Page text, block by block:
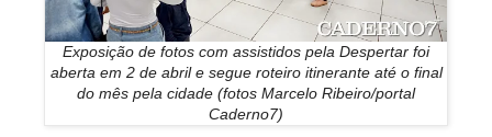
Exposição de fotos com assistidos pela Despertar foi
aberta em 2 de abril e segue roteiro itinerante até o final
do mês pela cidade (fotos Marcelo Ribeiro/portal
Caderno7)